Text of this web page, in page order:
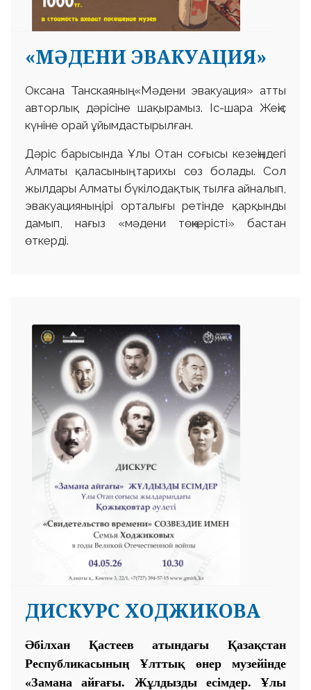
«МӘДЕНИ ЭВАКУАЦИЯ»
Оксана Танскаяның «Мәдени эвакуация» атты
авторлық дәрісіне шақырамыз. Іс-шара Жеңіс
күніне орай ұйымдастырылған.
Дәріс барысында Ұлы Отан соғысы кезеңіндегі
Алматы қаласының тарихы сөз болады. Сол
жылдары Алматы бүкілодақтық тылға айналып,
эвакуацияның ірі орталығы ретінде қарқынды
дамып, нағыз «мәдени төңкерісті» бастан
өткерді.
ДИСКУРС ХОДЖИКОВА
Әбілхан Қастеев атындағы Қазақстан
Республикасының Ұлттық өнер музейінде
«Замана айғағы. Жұлдызды есімдер. Ұлы